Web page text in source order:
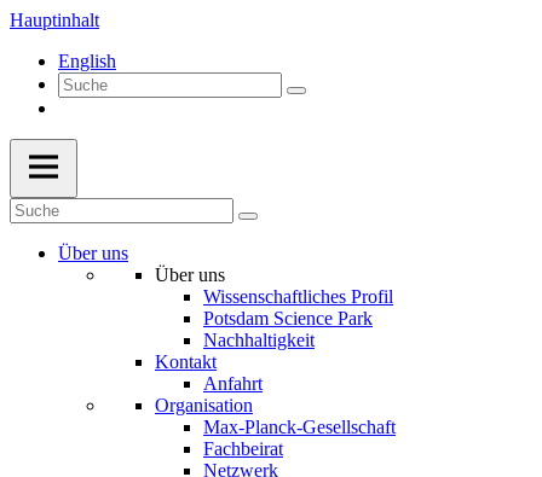
Hauptinhalt
English
Über uns
Über uns
Wissenschaftliches Profil
Potsdam Science Park
Nachhaltigkeit
Kontakt
Anfahrt
Organisation
Max-Planck-Gesellschaft
Fachbeirat
Netzwerk